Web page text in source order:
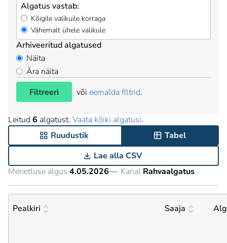
Algatus vastab:
Kõigile valikuile korraga
Vähemalt ühele valikule
Arhiveeritud algatused
Näita
Ära näita
Filtreeri
või eemalda filtrid.
Leitud 6 algatust. Vaata kõiki algatusi.
Ruudustik
Tabel
Lae alla CSV
Menetluse algus 4.05.2026— Kanal Rahvaalgatus
Pealkiri Saaja